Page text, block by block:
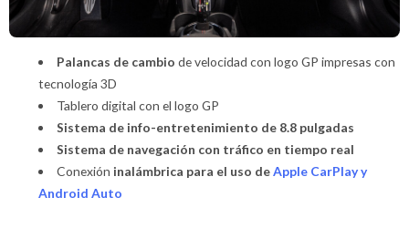
Palancas de cambio de velocidad con logo GP impresas con
tecnología 3D
Tablero digital con el logo GP
Sistema de info-entretenimiento de 8.8 pulgadas
Sistema de navegación con tráfico en tiempo real
Conexión inalámbrica para el uso deApple CarPlay y
Android Auto